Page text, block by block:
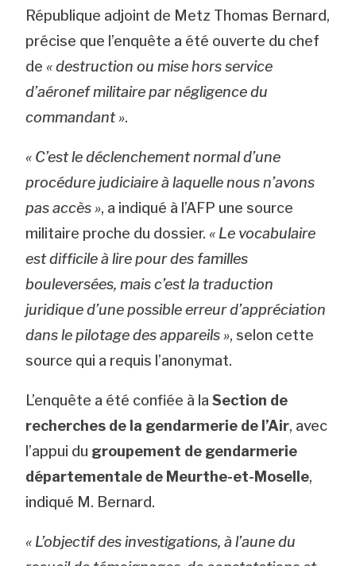
République adjoint de Metz Thomas Bernard,
précise que l’enquête a été ouverte du chef
de« destruction ou mise hors service
d’aéronef militaire par négligence du
commandant ».
« C’est le déclenchement normal d’une
procédure judiciaire à laquelle nous n’avons
pas accès », a indiqué à l’AFP une source
militaire proche du dossier.« Le vocabulaire
est difficile à lire pour des familles
bouleversées, mais c’est la traduction
juridique d’une possible erreur d’appréciation
dans le pilotage des appareils », selon cette
source qui a requis l’anonymat.
L’enquête a été confiée à laSection de
recherches de la gendarmerie de l’Air, avec
l’appui du groupement de gendarmerie
départementale de Meurthe-et-Moselle,
indiqué M. Bernard.
« L’objectif des investigations, à l’aune du